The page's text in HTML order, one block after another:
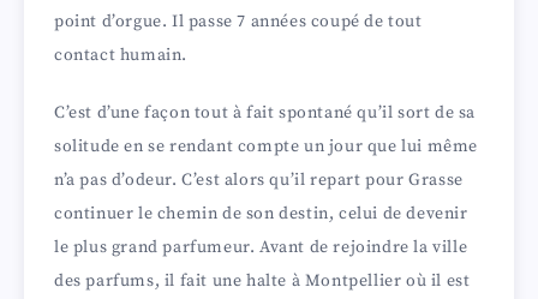
point d’orgue. Il passe 7 années coupé de tout
contact humain.
C’est d’une façon tout à fait spontané qu’il sort de sa
solitude en se rendant compte un jour que lui même
n’a pas d’odeur. C’est alors qu’il repart pour Grasse
continuer le chemin de son destin, celui de devenir
le plus grand parfumeur. Avant de rejoindre la ville
des parfums, il fait une halte à Montpellier où il est